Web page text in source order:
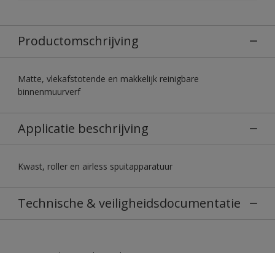
Productomschrijving
Matte, vlekafstotende en makkelijk reinigbare
binnenmuurverf
Applicatie beschrijving
Kwast, roller en airless spuitapparatuur
Technische & veiligheidsdocumentatie